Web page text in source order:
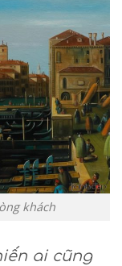
khách
ai cũng